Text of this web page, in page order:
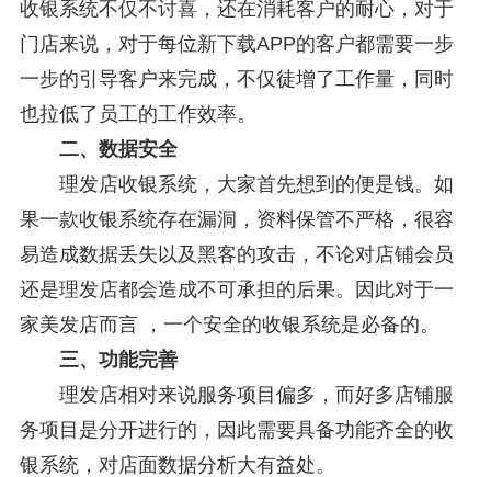
收银系统不仅不讨喜，还在消耗客户的耐心，对于
门店来说，对于每位新下载APP的客户都需要一步
一步的引导客户来完成，不仅徒增了工作量，同时
也拉低了员工的工作效率。
二、数据安全
理发店收银系统，大家首先想到的便是钱。如
果一款收银系统存在漏洞，资料保管不严格，很容
易造成数据丢失以及黑客的攻击，不论对店铺会员
还是理发店都会造成不可承担的后果。因此对于一
家美发店而言 ，一个安全的收银系统是必备的。
三、功能完善
理发店相对来说服务项目偏多，而好多店铺服
务项目是分开进行的，因此需要具备功能齐全的收
银系统，对店面数据分析大有益处。